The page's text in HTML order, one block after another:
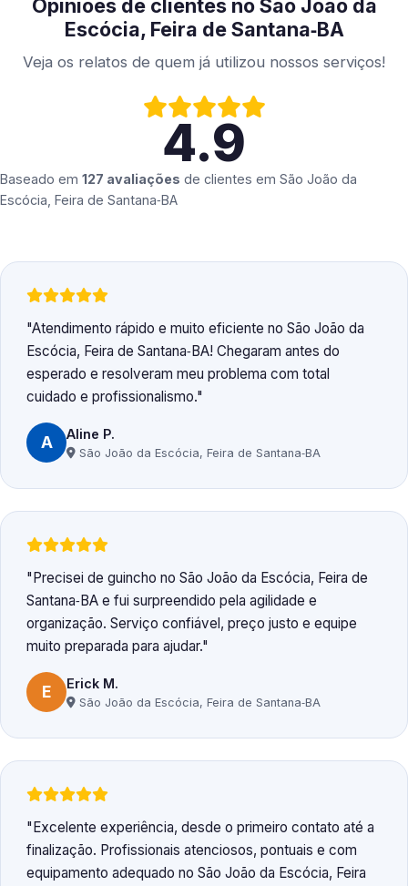
Opiniões de clientes no São João da
Escócia, Feira de Santana‑BA
Veja os relatos de quem já utilizou nossos serviços!
4.9
Baseado em 127 avaliações de clientes em São João da
Escócia, Feira de Santana‑BA
Atendimento rápido e muito eficiente no São João da
Escócia, Feira de Santana‑BA! Chegaram antes do
esperado e resolveram meu problema com total
cuidado e profissionalismo.
A Aline P.
São João da Escócia, Feira de Santana‑BA
Precisei de guincho no São João da Escócia, Feira de
Santana‑BA e fui surpreendido pela agilidade e
organização. Serviço confiável, preço justo e equipe
muito preparada para ajudar.
E Erick M.
São João da Escócia, Feira de Santana‑BA
Excelente experiência, desde o primeiro contato até a
finalização. Profissionais atenciosos, pontuais e com
equipamento adequado no São João da Escócia, Feira